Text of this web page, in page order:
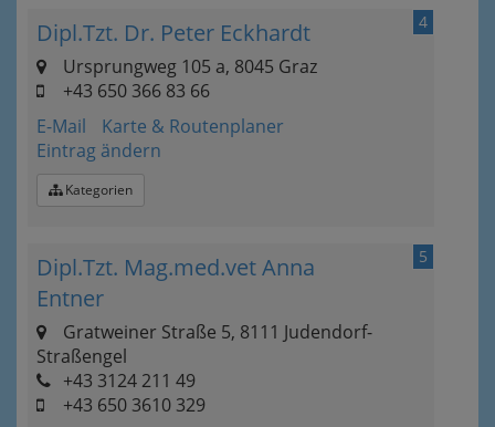
4
Dipl.Tzt. Dr. Peter Eckhardt
Ursprungweg 105 a, 8045 Graz
+43 650 366 83 66
E-Mail
Karte & Routenplaner
Eintrag ändern
Kategorien
5
Dipl.Tzt. Mag.med.vet Anna
Entner
Gratweiner Straße 5, 8111 Judendorf-
Straßengel
+43 3124 211 49
+43 650 3610 329